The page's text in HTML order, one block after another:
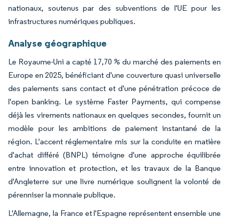
nationaux, soutenus par des subventions de l'UE pour les
infrastructures numériques publiques.
Analyse géographique
Le Royaume-Uni a capté 17,70 % du marché des paiements en
Europe en 2025, bénéficiant d'une couverture quasi universelle
des paiements sans contact et d'une pénétration précoce de
l'open banking. Le système Faster Payments, qui compense
déjà les virements nationaux en quelques secondes, fournit un
modèle pour les ambitions de paiement instantané de la
région. L'accent réglementaire mis sur la conduite en matière
d'achat différé (BNPL) témoigne d'une approche équilibrée
entre innovation et protection, et les travaux de la Banque
d'Angleterre sur une livre numérique soulignent la volonté de
pérenniser la monnaie publique.
L'Allemagne, la France et l'Espagne représentent ensemble une